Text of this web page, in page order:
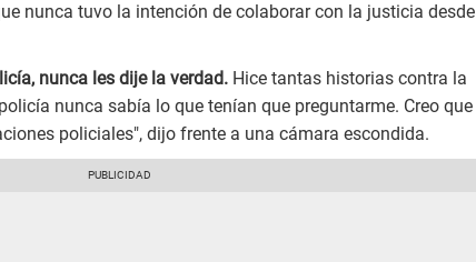
nunca tuvo la intención de colaborar con la justicia desde
nunca les dije la verdad. Hice tantas historias contra la
nunca sabía lo que tenían que preguntarme. Creo que
policiales", dijo frente a una cámara escondida.